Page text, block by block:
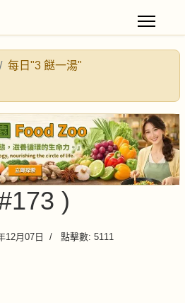
每日"3 餸一湯"
)
12月07日 點擊數: 5111